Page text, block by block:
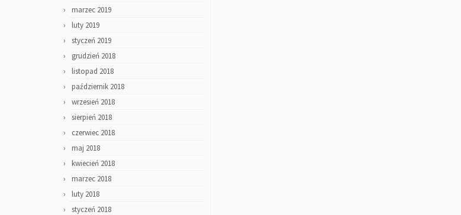
marzec 2019
luty 2019
styczeń 2019
grudzień 2018
listopad 2018
październik 2018
wrzesień 2018
sierpień 2018
czerwiec 2018
maj 2018
kwiecień 2018
marzec 2018
luty 2018
styczeń 2018